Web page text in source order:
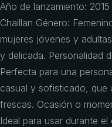
Año de lanzamiento:
Chaillan Género:
mujeres jóvenes y
y delicada. Personalidad
Perfecta para una
casual y sofisticado, que
frescas. Ocasión o
Ideal para usar durante